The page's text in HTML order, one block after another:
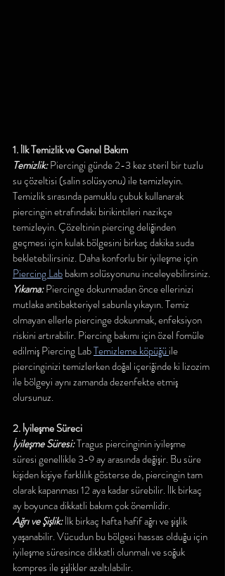
1. İlk Temizlik ve Genel Bakım
Temizlik: Piercingi günde 2-3 kez steril bir tuzlu
su çözeltisi (salin solüsyonu) ile temizleyin.
Temizlik sırasında pamuklu çubuk kullanarak
piercingin etrafındaki birikintileri nazikçe
temizleyin. Çözeltinin piercing deliğinden
geçmesi için kulak bölgesini birkaç dakika suda
bekletebilirsiniz. Daha konforlu bir iyileşme için
Piercing Lab bakım solüsyonunu inceleyebilirsiniz.
Yıkama: Piercinge dokunmadan önce ellerinizi
mutlaka antibakteriyel sabunla yıkayın. Temiz
olmayan ellerle piercinge dokunmak, enfeksiyon
riskini artırabilir. Piercing bakımı için özel fomüle
edilmiş Piercing Lab Temizleme köpüğü ile
piercinginizi temizlerken doğal içeriğinde ki lizozim
ile bölgeyi aynı zamanda dezenfekte etmiş
olursunuz.
2. İyileşme Süreci
İyileşme Süresi: Tragus piercinginin iyileşme
süresi genellikle 3-9 ay arasında değişir. Bu süre
kişiden kişiye farklılık gösterse de, piercingin tam
olarak kapanması 12 aya kadar sürebilir. İlk birkaç
ay boyunca dikkatli bakım çok önemlidir.
Ağrı ve Şişlik: İlk birkaç hafta hafif ağrı ve şişlik
yaşanabilir. Vücudun bu bölgesi hassas olduğu için
iyileşme süresince dikkatli olunmalı ve soğuk
kompres ile şişlikler azaltılabilir.